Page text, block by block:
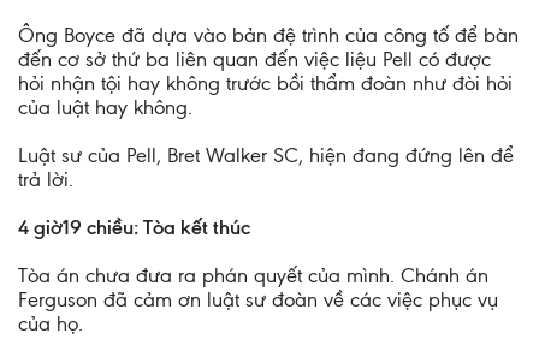
Ông Boyce đã dựa vào bản đệ trình của công tố để bàn
đến cơ sở thứ ba liên quan đến việc liệu Pell có được
hỏi nhận tội hay không trước bồi thẩm đoàn như đòi hỏi
của luật hay không.
Luật sư của Pell, Bret Walker SC, hiện đang đứng lên để
trả lời.
4 giờ19 chiều: Tòa kết thúc
Tòa án chưa đưa ra phán quyết của mình. Chánh án
Ferguson đã cảm ơn luật sư đoàn về các việc phục vụ
của họ.